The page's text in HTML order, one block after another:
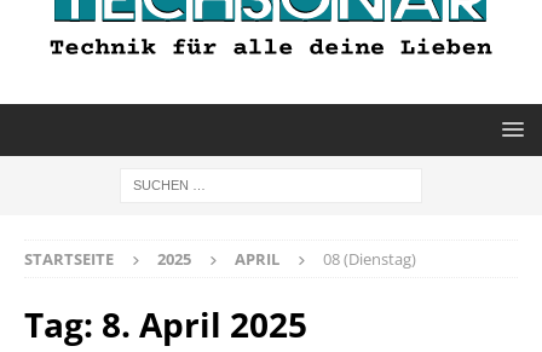
STARTSEITE 2025 APRIL 08 (Dienstag)
Tag: 8. April 2025